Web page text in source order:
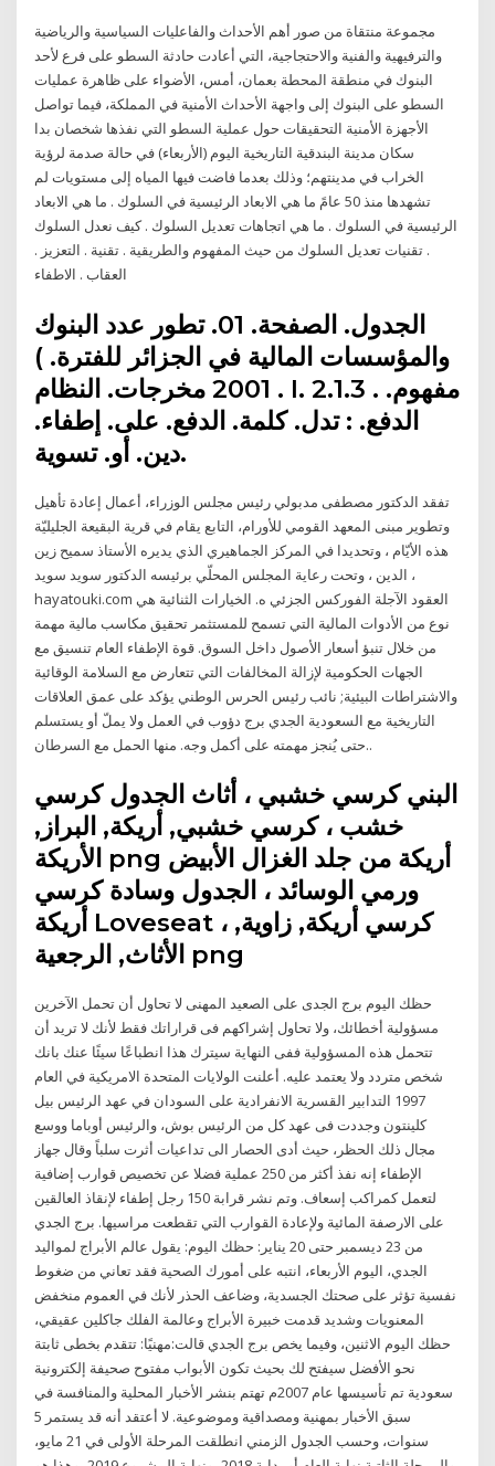
مجموعة منتقاة من صور أهم الأحداث والفاعليات السياسية والرياضية
والترفيهية والفنية والاحتجاجية، التي أعادت حادثة السطو على فرع لأحد
البنوك في منطقة المحطة بعمان، أمس، الأضواء على ظاهرة عمليات
السطو على البنوك إلى واجهة الأحداث الأمنية في المملكة، فيما تواصل
الأجهزة الأمنية التحقيقات حول عملية السطو التي نفذها شخصان بدا
سكان مدينة البندقية التاريخية اليوم (الأربعاء) في حالة صدمة لرؤية
الخراب في مدينتهم؛ وذلك بعدما فاضت فيها المياه إلى مستويات لم
تشهدها منذ 50 عامً ما هي الابعاد الرئيسية في السلوك . ما هي الابعاد
الرئيسية في السلوك . ما هي اتجاهات تعديل السلوك . كيف نعدل السلوك
. تقنيات تعديل السلوك من حيث المفهوم والطريقية . تقنية . التعزيز .
العقاب . الاطفاء
الجدول. الصفحة. 01. تطور عدد البنوك
والمؤسسات المالية في الجزائر للفترة. )
2001 مخرجات. النظام . I. 2.1.3 . مفهوم.
الدفع. : تدل. كلمة. الدفع. على. إطفاء.
دين. أو. تسوية.
تفقد الدكتور مصطفى مدبولي رئيس مجلس الوزراء، أعمال إعادة تأهيل
وتطوير مبنى المعهد القومي للأورام، التابع يقام في قرية البقيعة الجليليّة
هذه الأيّام ، وتحديدا في المركز الجماهيري الذي يديره الأستاذ سميح زين
الدين ، وتحت رعاية المجلس المحلّي برئيسه الدكتور سويد سويد ،
hayatouki.com العقود الآجلة الفوركس الجزئي ه. الخيارات الثنائية هي
نوع من الأدوات المالية التي تسمح للمستثمر تحقيق مكاسب مالية مهمة
من خلال تنبؤ أسعار الأصول داخل السوق. قوة الإطفاء العام تنسيق مع
الجهات الحكومية لإزالة المخالفات التي تتعارض مع السلامة الوقائية
والاشتراطات البيئية; نائب رئيس الحرس الوطني يؤكد على عمق العلاقات
التاريخية مع السعودية الجدي برج دؤوب في العمل ولا يملّ أو يستسلم
حتى يُنجز مهمته على أكمل وجه. منها الحمل مع السرطان..
البني كرسي خشبي ، أثاث الجدول كرسي
خشب ، كرسي خشبي, أريكة, البراز,
الأريكة png أريكة من جلد الغزال الأبيض
ورمي الوسائد ، الجدول وسادة كرسي
أريكة Loveseat ، كرسي أريكة, زاوية,
الأثاث, الرجعية png
حظك اليوم برج الجدى على الصعيد المهنى لا تحاول أن تحمل الآخرين
مسؤولية أخطائك، ولا تحاول إشراكهم فى قراراتك فقط لأنك لا تريد أن
تتحمل هذه المسؤولية ففى النهاية سيترك هذا انطباعًا سيئًا عنك بانك
شخص متردد ولا يعتمد عليه. أعلنت الولايات المتحدة الامريكية في العام
1997 التدابير القسرية الانفرادية على السودان في عهد الرئيس بيل
كلينتون وجددت فى عهد كل من الرئيس بوش، والرئيس أوباما ووسع
مجال ذلك الحظر، حيث أدى الحصار الى تداعيات أثرت سلباً وقال جهاز
الإطفاء إنه نفذ أكثر من 250 عملية فضلا عن تخصيص قوارب إضافية
لتعمل كمراكب إسعاف. وتم نشر قرابة 150 رجل إطفاء لإنقاذ العالقين
على الارصفة المائية ولإعادة القوارب التي تقطعت مراسيها. برج الجدي
من 23 ديسمبر حتى 20 يناير: حظك اليوم: يقول عالم الأبراج لمواليد
الجدي، اليوم الأربعاء، انتبه على أمورك الصحية فقد تعاني من ضغوط
نفسية تؤثر على صحتك الجسدية، وضاعف الحذر لأنك في العموم منخفض
المعنويات وشديد قدمت خبيرة الأبراج وعالمة الفلك جاكلين عقيقي،
حظك اليوم الاثنين، وفيما يخص برج الجدي قالت:مهنيًا: تتقدم بخطى ثابتة
نحو الأفضل سيفتح لك بحيث تكون الأبواب مفتوح صحيفة إلكترونية
سعودية تم تأسيسها عام 2007م تهتم بنشر الأخبار المحلية والمنافسة في
سبق الأخبار بمهنية ومصداقية وموضوعية. لا أعتقد أنه قد يستمر 5
سنوات، وحسب الجدول الزمني انطلقت المرحلة الأولى في 21 مايو،